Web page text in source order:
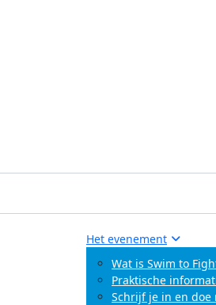
Het evenement
Wat is Swim to
Praktische
Schrijf je in en doe